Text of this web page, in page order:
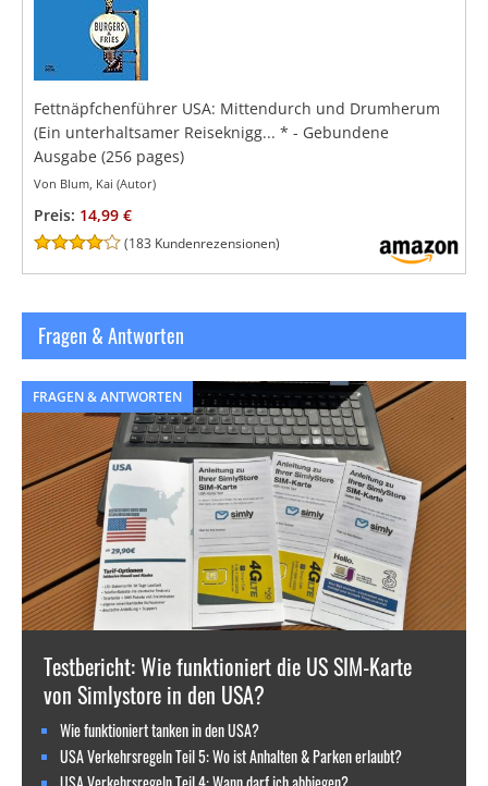
Fettnäpfchenführer USA: Mittendurch und Drumherum
(Ein unterhaltsamer Reiseknigg... * - Gebundene
Ausgabe (256 pages)
Von Blum, Kai (Autor)
Preis: 14,99 €
(183 Kundenrezensionen)
Fragen & Antworten
FRAGEN & ANTWORTEN
Testbericht: Wie funktioniert die US SIM-Karte
von Simlystore in den USA?
Wie funktioniert tanken in den USA?
USA Verkehrsregeln Teil 5: Wo ist Anhalten & Parken erlaubt?